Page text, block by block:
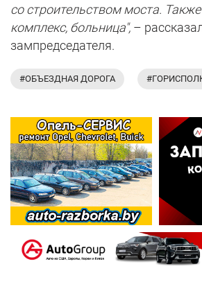
со строительством моста.
комплекс, больница", –
зампредседателя.
#ОБЪЕЗДНАЯ ДОРОГА